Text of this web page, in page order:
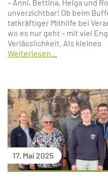
– Anni, Bettina, Helga und
unverzichtbar! Ob beim
tatkräftiger Mithilfe bei
wo es nur geht – mit viel
Verlässlichkeit. Als kleines
Weiterlesen...
17. Mai 2025